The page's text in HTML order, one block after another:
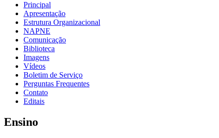
Principal
Apresentação
Estrutura Organizacional
NAPNE
Comunicação
Biblioteca
Imagens
Vídeos
Boletim de Serviço
Perguntas Frequentes
Contato
Editais
Ensino